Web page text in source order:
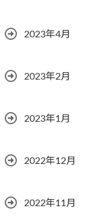
2023年4月
2023年2月
2023年1月
2022年12月
2022年11月